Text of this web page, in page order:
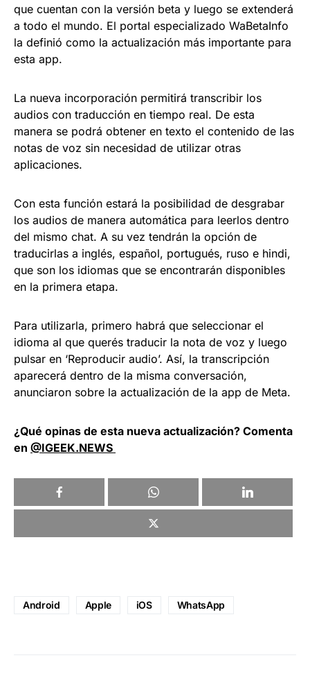
que cuentan con la versión beta y luego se extenderá
a todo el mundo. El portal especializado WaBetaInfo
la definió como la actualización más importante para
esta app.
La nueva incorporación permitirá transcribir los
audios con traducción en tiempo real. De esta
manera se podrá obtener en texto el contenido de las
notas de voz sin necesidad de utilizar otras
aplicaciones.
Con esta función estará la posibilidad de desgrabar
los audios de manera automática para leerlos dentro
del mismo chat. A su vez tendrán la opción de
traducirlas a inglés, español, portugués, ruso e hindi,
que son los idiomas que se encontrarán disponibles
en la primera etapa.
Para utilizarla, primero habrá que seleccionar el
idioma al que querés traducir la nota de voz y luego
pulsar en ‘Reproducir audio’. Así, la transcripción
aparecerá dentro de la misma conversación,
anunciaron sobre la actualización de la app de Meta.
¿Qué opinas de esta nueva actualización? Comenta
en @IGEEK.NEWS
Android Apple iOS WhatsApp